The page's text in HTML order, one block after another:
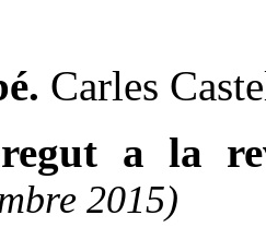
Carles
a la
2015)